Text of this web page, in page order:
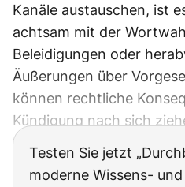
Kanäle austauschen, ist
achtsam mit der
Beleidigungen oder
Äußerungen über
können rechtliche
Kündigung nach sich
Testen Sie jetzt
moderne Wissens- und